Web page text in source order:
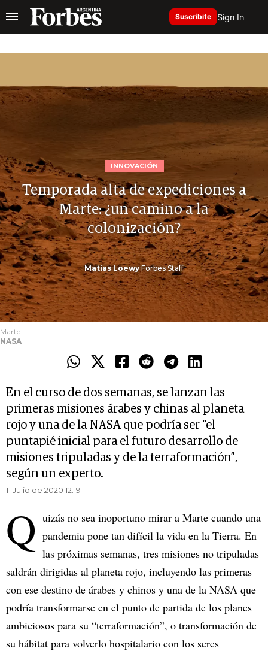
Suscribite Sign In
INNOVACIÓN
Temporada alta de expediciones a
Marte: ¿un camino a la
colonización?
Matías LoewyForbes Staff
Marte
NASA
En el curso de dos semanas, se lanzan las
primeras misiones árabes y chinas al planeta
rojo y una de la NASA que podría ser “el
puntapié inicial para el futuro desarrollo de
misiones tripuladas y de la terraformación”,
según un experto.
11 Julio de 2020 12.19
Q uizás no sea inoportuno mirar a Marte cuando una
pandemia pone tan difícil la vida en la Tierra. En
las próximas semanas, tres misiones no tripuladas
saldrán dirigidas al planeta rojo, incluyendo las primeras
con ese destino de árabes y chinos y una de la NASA que
podría transformarse en el punto de partida de los planes
ambiciosos para su “terraformación”, o transformación de
su hábitat para volverlo hospitalario con los seres